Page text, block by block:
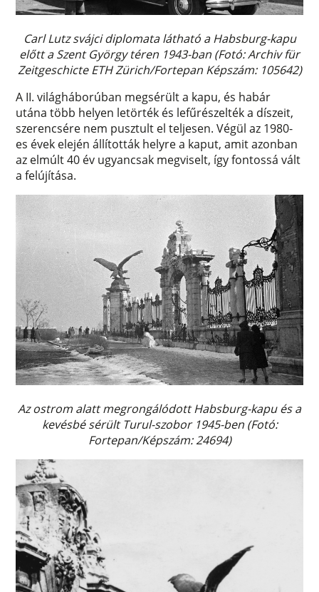
Carl Lutz svájci diplomata látható a Habsburg-kapu
előtt a Szent György téren 1943-ban (Fotó: Archiv für
Zeitgeschicte ETH Zürich/Fortepan Képszám: 105642)
A II. világháborúban megsérült a kapu, és habár
utána több helyen letörték és lefűrészelték a díszeit,
szerencsére nem pusztult el teljesen. Végül az 1980-
es évek elején állították helyre a kaput, amit azonban
az elmúlt 40 év ugyancsak megviselt, így fontossá vált
a felújítása.
Az ostrom alatt megrongálódott Habsburg-kapu és a
kevésbé sérült Turul-szobor 1945-ben (Fotó:
Fortepan/Képszám: 24694)